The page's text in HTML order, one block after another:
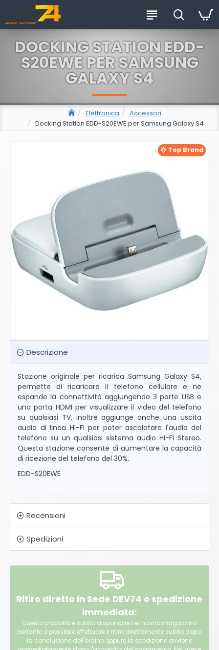
Elettronica
Accessori
Docking Station EDD-S20EWE per Samsung Galaxy S4
DOCKING STATION EDD-
S20EWE PER SAMSUNG
GALAXY S4
Top Brand
Descrizione
Stazione originale per ricarica Samsung Galaxy S4,
permette di ricaricare il telefono cellulare e ne
espande la connettività aggiungendo 3 porte USB e
una porta HDMI per visualizzare il video del telefono
su qualsiasi TV, inoltre aggiunge anche una uscita
audio di linea HI-FI per poter ascolatare l'audio del
telefono su un qualsiasi sistema audio HI-FI Stereo.
Questa stazione consente di aumentare la capacità
di ricezione del telefono del 30%.
EDD-S20EWE
Recensioni
Spedizioni
Ritiro diretto in Sede DEV74 o spedizione
immediata:
Questo prodotto è subito disponibile nel nostro magazzino
pertanto è possibile effettuare il ritiro direttamente subito dopo
la conclusione dell'ordine oppure la spedizione avviene